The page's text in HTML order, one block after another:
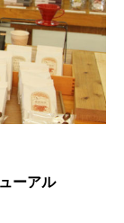
ーアル